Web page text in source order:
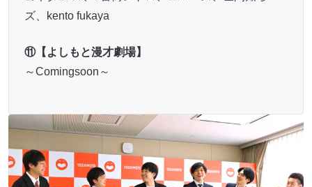
ズ、kento fukaya
⑪【よしもと漫才劇場】
～Comingsoon～